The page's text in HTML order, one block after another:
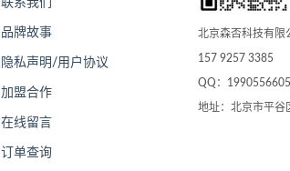
联系我们
品牌故事
隐私声明/用户协议
加盟合作
在线留言
订单查询
北京森否科技有限
157 9257 3385
QQ：1990556605
地址：北京市平谷